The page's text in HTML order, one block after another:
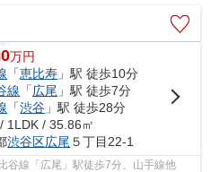
万円
「恵比寿 」駅 徒歩10分
線 「広尾 」駅 徒歩7分
「渋谷 」駅 徒歩28分
1LDK / 35.86㎡
渋谷区広尾 ５丁目22-1
谷線「広尾」駅徒歩7分、山手線他